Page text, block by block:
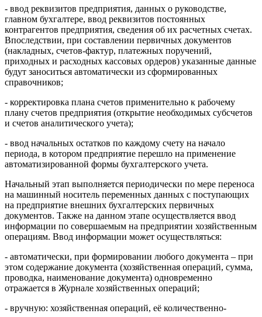
- ввод реквизитов предприятия, данных о руководстве,
главном бухгалтере, ввод реквизитов постоянных
контрагентов предприятия, сведения об их расчетных счетах.
Впоследствии, при составлении первичных документов
(накладных, счетов-фактур, платежных поручений,
приходных и расходных кассовых ордеров) указанные данные
будут заноситься автоматически из сформированных
справочников;
- корректировка плана счетов применительно к рабочему
плану счетов предприятия (открытие необходимых субсчетов
и счетов аналитического учета);
- ввод начальных остатков по каждому счету на начало
периода, в котором предприятие перешло на применение
автоматизированной формы бухгалтерского учета.
Начальный этап выполняется периодически по мере переноса
на машинный носитель переменных данных с поступающих
на предприятие внешних бухгалтерских первичных
документов. Также на данном этапе осуществляется ввод
информации по совершаемым на предприятии хозяйственным
операциям. Ввод информации может осуществляться:
- автоматически, при формировании любого документа – при
этом содержание документа (хозяйственная операций, сумма,
проводка, наименование документа) одновременно
отражается в Журнале хозяйственных операций;
- вручную: хозяйственная операций, её количественно-